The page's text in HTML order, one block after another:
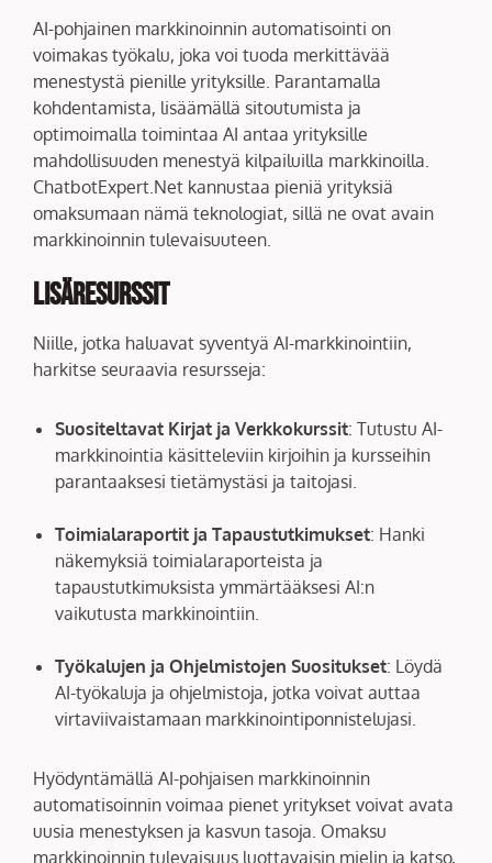
AI-pohjainen markkinoinnin automatisointi on
voimakas työkalu, joka voi tuoda merkittävää
menestystä pienille yrityksille. Parantamalla
kohdentamista, lisäämällä sitoutumista ja
optimoimalla toimintaa AI antaa yrityksille
mahdollisuuden menestyä kilpailuilla markkinoilla.
ChatbotExpert.Net kannustaa pieniä yrityksiä
omaksumaan nämä teknologiat, sillä ne ovat avain
markkinoinnin tulevaisuuteen.
Lisäresurssit
Niille, jotka haluavat syventyä AI-markkinointiin,
harkitse seuraavia resursseja:
Suositeltavat Kirjat ja Verkkokurssit: Tutustu AI-
markkinointia käsitteleviin kirjoihin ja kursseihin
parantaaksesi tietämystäsi ja taitojasi.
Toimialaraportit ja Tapaustutkimukset: Hanki
näkemyksiä toimialaraporteista ja
tapaustutkimuksista ymmärtääksesi AI:n
vaikutusta markkinointiin.
Työkalujen ja Ohjelmistojen Suositukset: Löydä
AI-työkaluja ja ohjelmistoja, jotka voivat auttaa
virtaviivaistamaan markkinointiponnistelujasi.
Hyödyntämällä AI-pohjaisen markkinoinnin
automatisoinnin voimaa pienet yritykset voivat avata
uusia menestyksen ja kasvun tasoja. Omaksu
markkinoinnin tulevaisuus luottavaisin mielin ja katso,